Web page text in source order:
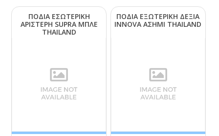
ΠΟΔΙΑ ΕΣΩΤΕΡΙΚΗ
ΑΡΙΣΤΕΡΗ SUΡRΑ ΜΠΛΕ
ΤΗΑΙLΑΝD
ΠΟΔΙΑ ΕΞΩΤΕΡΙΚΗ ΔΕΞΙΑ
ΙΝΝΟVΑ ΑΣΗΜΙ ΤΗΑΙLΑΝD